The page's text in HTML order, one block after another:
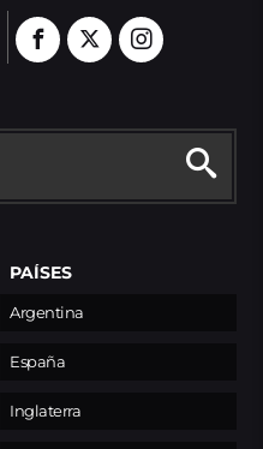
PAÍSES
Argentina
España
Inglaterra